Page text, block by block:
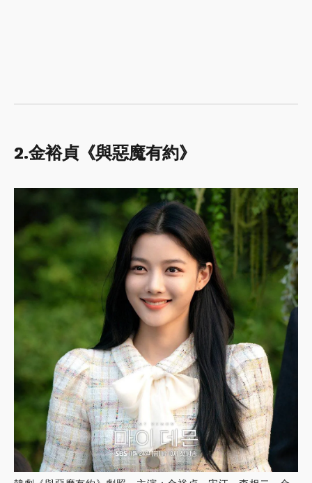
2.金裕貞《與惡魔有約》